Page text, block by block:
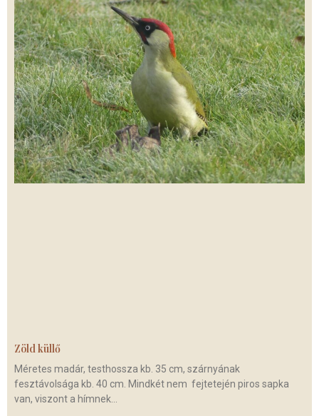
Zöld küllő
Méretes madár, testhossza kb. 35 cm, szárnyának
fesztávolsága kb. 40 cm. Mindkét nem fejtetején piros sapka
van, viszont a hímnek